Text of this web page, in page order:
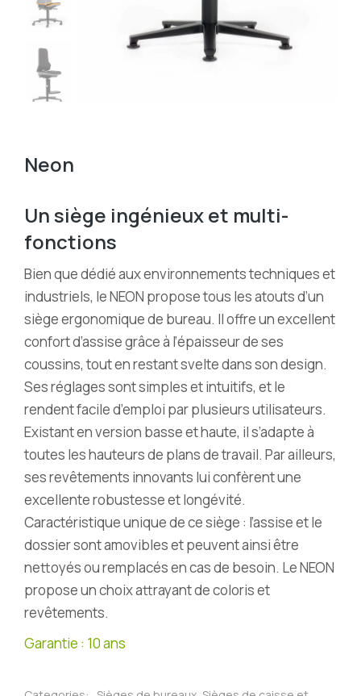
Neon
Un siège ingénieux et multi-
fonctions
Bien que dédié aux environnements techniques et
industriels, le NEON propose tous les atouts d’un
siège ergonomique de bureau. Il offre un excellent
confort d’assise grâce à l’épaisseur de ses
coussins, tout en restant svelte dans son design.
Ses réglages sont simples et intuitifs, et le
rendent facile d’emploi par plusieurs utilisateurs.
Existant en version basse et haute, il s’adapte à
toutes les hauteurs de plans de travail. Par ailleurs,
ses revêtements innovants lui confèrent une
excellente robustesse et longévité.
Caractéristique unique de ce siège : l’assise et le
dossier sont amovibles et peuvent ainsi être
nettoyés ou remplacés en cas de besoin. Le NEON
propose un choix attrayant de coloris et
revêtements.
Garantie : 10 ans